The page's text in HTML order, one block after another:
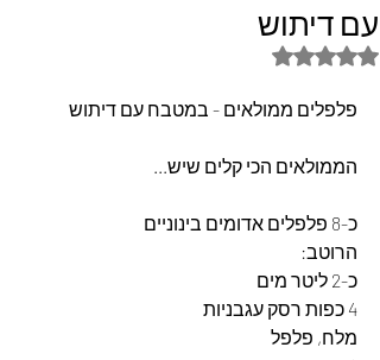
עם דיתוש
דירוג של NaN מתוך 5 כוכבים
פלפלים ממולאים - במטבח עם דיתוש
הממולאים הכי קלים שיש...
כ-8 פלפלים אדומים בינוניים
הרוטב:
כ-2 ליטר מים
4 כפות רסק עגבניות
מלח, פלפל